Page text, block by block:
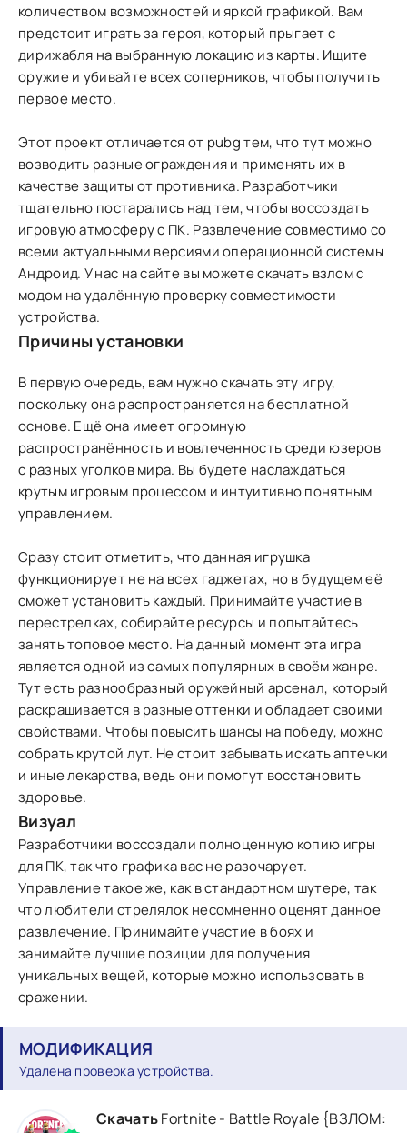
количеством возможностей и яркой графикой. Вам
предстоит играть за героя, который прыгает с
дирижабля на выбранную локацию из карты. Ищите
оружие и убивайте всех соперников, чтобы получить
первое место.
Этот проект отличается от pubg тем, что тут можно
возводить разные ограждения и применять их в
качестве защиты от противника. Разработчики
тщательно постарались над тем, чтобы воссоздать
игровую атмосферу с ПК. Развлечение совместимо со
всеми актуальными версиями операционной системы
Андроид. У нас на сайте вы можете скачать взлом с
модом на удалённую проверку совместимости
устройства.
Причины установки
В первую очередь, вам нужно скачать эту игру,
поскольку она распространяется на бесплатной
основе. Ещё она имеет огромную
распространённость и вовлеченность среди юзеров
с разных уголков мира. Вы будете наслаждаться
крутым игровым процессом и интуитивно понятным
управлением.
Сразу стоит отметить, что данная игрушка
функционирует не на всех гаджетах, но в будущем её
сможет установить каждый. Принимайте участие в
перестрелках, собирайте ресурсы и попытайтесь
занять топовое место. На данный момент эта игра
является одной из самых популярных в своём жанре.
Тут есть разнообразный оружейный арсенал, который
раскрашивается в разные оттенки и обладает своими
свойствами. Чтобы повысить шансы на победу, можно
собрать крутой лут. Не стоит забывать искать аптечки
и иные лекарства, ведь они помогут восстановить
здоровье.
Визуал
Разработчики воссоздали полноценную копию игры
для ПК, так что графика вас не разочарует.
Управление такое же, как в стандартном шутере, так
что любители стрелялок несомненно оценят данное
развлечение. Принимайте участие в боях и
занимайте лучшие позиции для получения
уникальных вещей, которые можно использовать в
сражении.
МОДИФИКАЦИЯ
Удалена проверка устройства.
СкачатьFortnite - Battle Royale {ВЗЛОМ: